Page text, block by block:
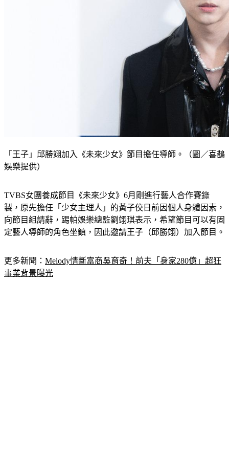
「王子」邱勝翊加入《未來少女》節目擔任導師。（圖／喜鵲
TVBS女團養成節目《未來少女》6月剛進行藝人合作賽錄
製，原先擔任「少女主理人」的黃子佼日前因個人身體因素，
向節目組請辭，踢帕娛樂總監劉翊琪表示，希望節目可以有固
更多新聞：Melody情斷富商吳育奇！前夫「身家280億」超狂